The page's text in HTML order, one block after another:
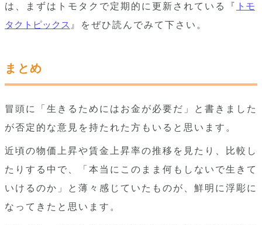
は、まずはトモタクで定期的に更新されている『 トモ
タクトピックス 』をぜひ読んでみて下さい。
まとめ
冒頭に「生きるためにはお金が必要だ」と書きました
が否定的な意見を持たれた方もいると思います。
近頃の物価上昇や賃金上昇率の推移を見たり、比較し
たりする中で、「本当にこのまま何もしないで生きて
いけるのか」と薄々感じていたものが、鮮明に浮彫に
なってきたと思います。